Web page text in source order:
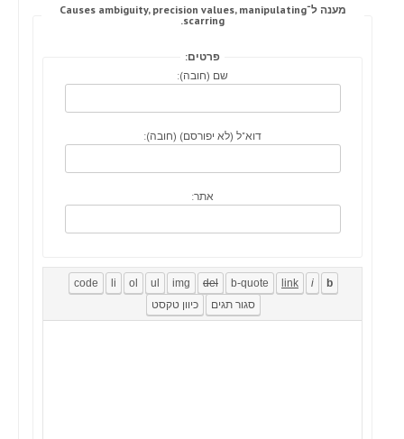
מענה ל־Causes ambiguity, precision values, manipulating
scarring.
פרטים:
שם (חובה):
דוא"ל (לא יפורסם) (חובה):
אתר: